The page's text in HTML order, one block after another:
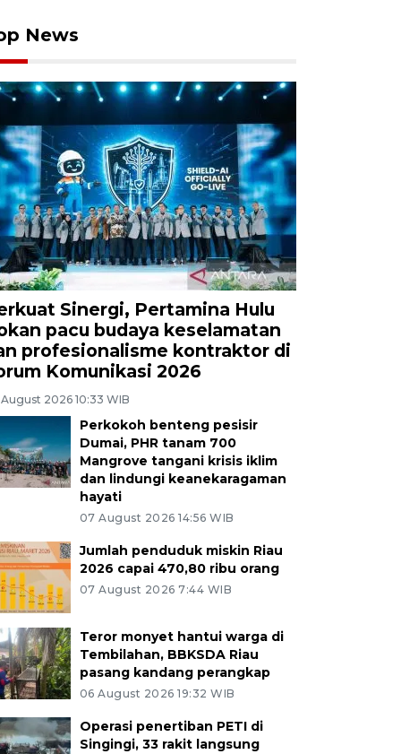
News
Sinergi, Pertamina Hulu
pacu budaya keselamatan
profesionalisme kontraktor di
Komunikasi 2026
2026 10:33 WIB
Perkokoh benteng pesisir
Dumai, PHR tanam 700
Mangrove tangani krisis iklim
dan lindungi keanekaragaman
hayati
07 August 2026 14:56 WIB
Jumlah penduduk miskin Riau
2026 capai 470,80 ribu orang
07 August 2026 7:44 WIB
Teror monyet hantui warga di
Tembilahan, BBKSDA Riau
pasang kandang perangkap
06 August 2026 19:32 WIB
Operasi penertiban PETI di
Singingi, 33 rakit langsung